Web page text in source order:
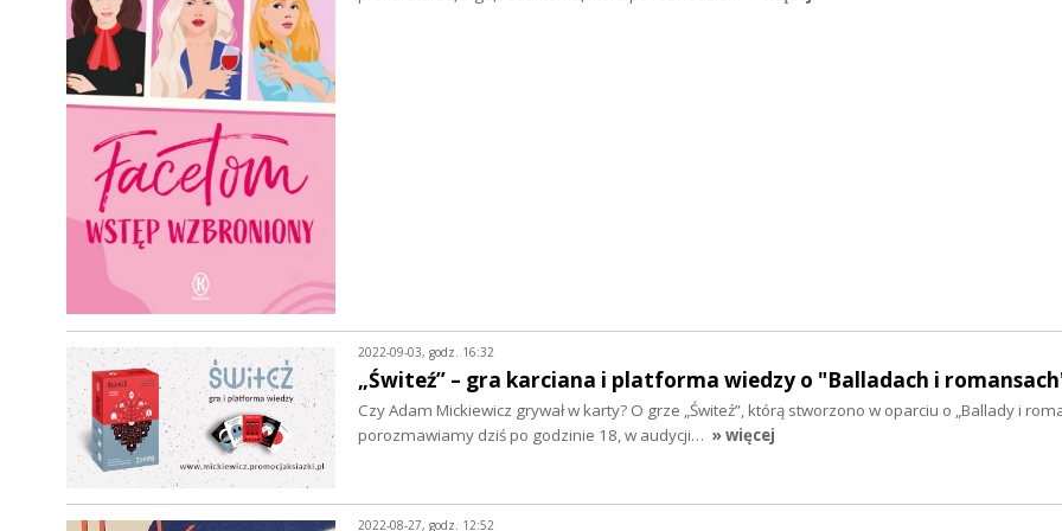
2022-09-03, godz. 16:32
„Świteź” – gra karciana i platforma wiedzy o "Balladach i
Czy Adam Mickiewicz grywał w karty? O grze „Świteź”, którą stworzono w oparciu o „Ballady i
porozmawiamy dziś po godzinie 18, w audycji… » więcej
2022-08-27, godz. 12:52